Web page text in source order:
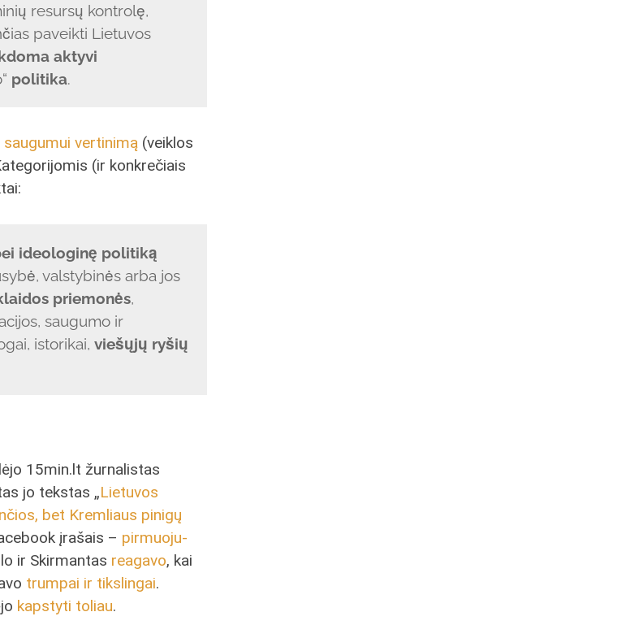
resursų kontrolę,
paveikti Lietuvos
aktyvi
politika.
vertinimą (veiklos
(ir konkrečiais
ideologinę politiką
valstybinės arba jos
priemonės,
saugumo ir
istorikai, viešųjų ryšių
15min.lt žurnalistas
jo tekstas „Lietuvos
bet Kremliaus pinigų
įrašais – pirmuoju-
ir Skirmantas reagavo, kai
trumpai ir tikslingai.
kapstyti toliau.